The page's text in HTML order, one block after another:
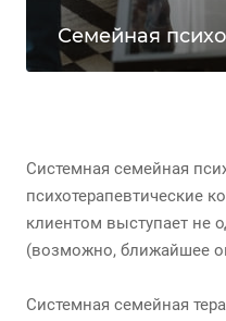
Семейная
Системная семейная
психотерапевтические
клиентом выступает не
(возможно, ближайшее
Системная семейная